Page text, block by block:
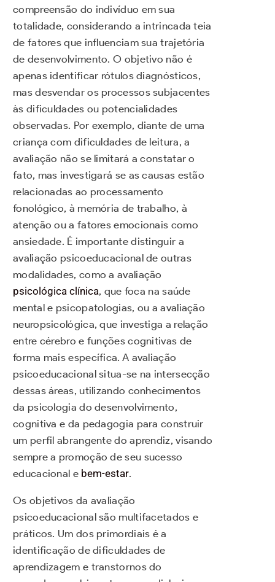
compreensão do indivíduo em sua
totalidade, considerando a intrincada teia
de fatores que influenciam sua trajetória
de desenvolvimento. O objetivo não é
apenas identificar rótulos diagnósticos,
mas desvendar os processos subjacentes
às dificuldades ou potencialidades
observadas. Por exemplo, diante de uma
criança com dificuldades de leitura, a
avaliação não se limitará a constatar o
fato, mas investigará se as causas estão
relacionadas ao processamento
fonológico, à memória de trabalho, à
atenção ou a fatores emocionais como
ansiedade. É importante distinguir a
avaliação psicoeducacional de outras
modalidades, como a avaliação
psicológica clínica, que foca na saúde
mental e psicopatologias, ou a avaliação
neuropsicológica, que investiga a relação
entre cérebro e funções cognitivas de
forma mais específica. A avaliação
psicoeducacional situa-se na intersecção
dessas áreas, utilizando conhecimentos
da psicologia do desenvolvimento,
cognitiva e da pedagogia para construir
um perfil abrangente do aprendiz, visando
sempre a promoção de seu sucesso
educacional e bem-estar.
Os objetivos da avaliação
psicoeducacional são multifacetados e
práticos. Um dos primordiais é a
identificação de dificuldades de
aprendizagem e transtornos do